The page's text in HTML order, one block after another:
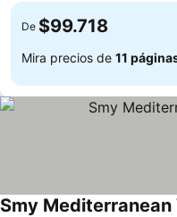
De $99.718
Mira precios de 11
Smy